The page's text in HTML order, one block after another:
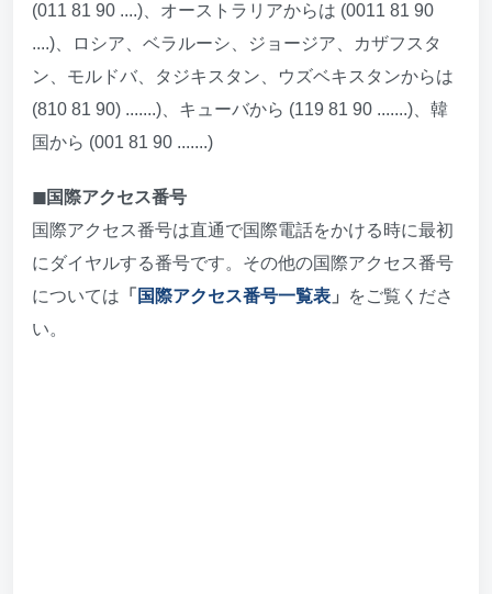
(011 81 90 ....)、オーストラリアからは (0011 81 90
....)、ロシア、ベラルーシ、ジョージア、カザフスタ
ン、モルドバ、タジキスタン、ウズベキスタンからは
(810 81 90) .......)、キューバから (119 81 90 .......)、韓
国から (001 81 90 .......)
◼︎国際アクセス番号
国際アクセス番号は直通で国際電話をかける時に最初
にダイヤルする番号です。その他の国際アクセス番号
については 「 国際アクセス番号一覧表 」
をご覧くださ
い。